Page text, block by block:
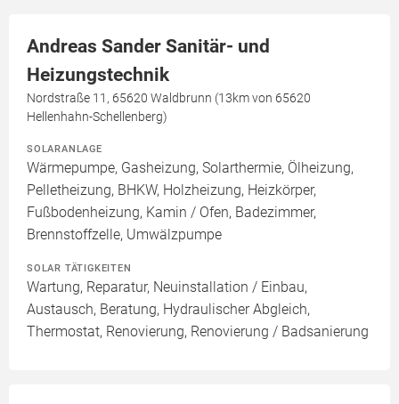
Andreas Sander Sanitär- und
Heizungstechnik
Nordstraße 11, 65620 Waldbrunn (13km von 65620
Hellenhahn-Schellenberg)
SOLARANLAGE
Wärmepumpe, Gasheizung, Solarthermie, Ölheizung,
Pelletheizung, BHKW, Holzheizung, Heizkörper,
Fußbodenheizung, Kamin / Ofen, Badezimmer,
Brennstoffzelle, Umwälzpumpe
SOLAR TÄTIGKEITEN
Wartung, Reparatur, Neuinstallation / Einbau,
Austausch, Beratung, Hydraulischer Abgleich,
Thermostat, Renovierung, Renovierung / Badsanierung